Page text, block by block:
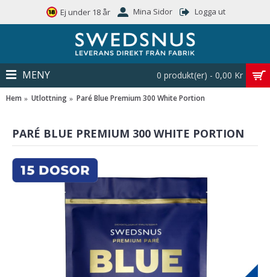
Ej under 18 år Mina Sidor Logga ut
0 produkt(er) - 0,00 Kr
MENY
Hem Utlottning Paré Blue Premium 300 White Portion
PARÉ BLUE PREMIUM 300 WHITE PORTION